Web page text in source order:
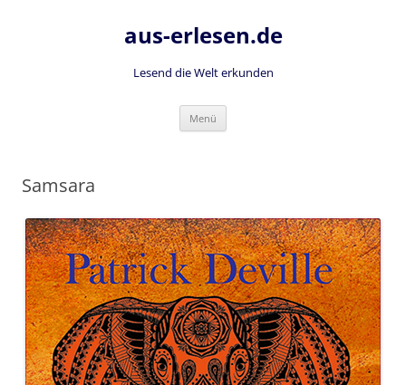
aus-erlesen.de
Lesend die Welt erkunden
Menü
Samsara